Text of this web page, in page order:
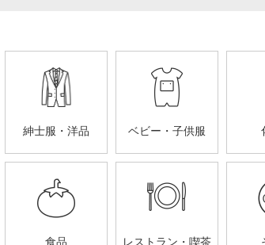
紳士服・洋品 ベビー・子供服
食品 レストラン・喫茶